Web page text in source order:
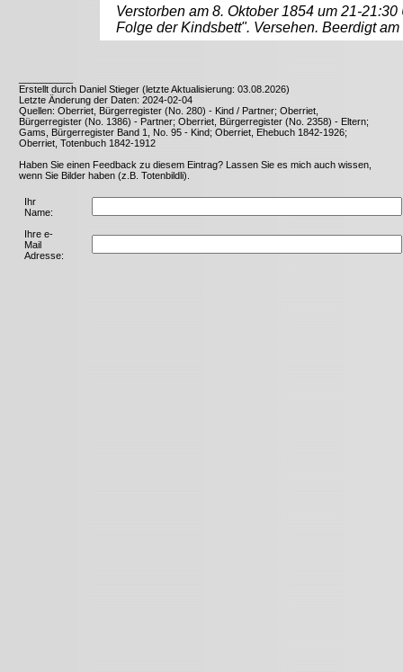
Verstorben am 8. Oktober 1854 um 21-
Folge der Kindsbett". Versehen. Beerdigt
Erstellt durch Daniel Stieger (letzte Aktualisierung: 03.08.2026)
Letzte Änderung der Daten: 2024-02-04
Quellen: Oberriet, Bürgerregister (No. 280) - Kind / Partner; Oberriet,
Bürgerregister (No. 1386) - Partner; Oberriet, Bürgerregister (No. 2358) - Eltern;
Gams, Bürgerregister Band 1, No. 95 - Kind; Oberriet, Ehebuch 1842-1926;
Oberriet, Totenbuch 1842-1912
Haben Sie einen Feedback zu diesem Eintrag? Lassen Sie es mich auch wissen,
wenn Sie Bilder haben (z.B. Totenbildli).
Ihr
Name:
Ihre e-
Mail
Adresse: